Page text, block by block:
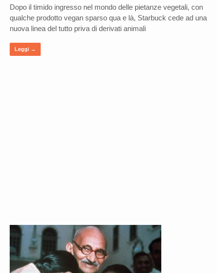
Dopo il timido ingresso nel mondo delle pietanze vegetali, con
qualche prodotto vegan sparso qua e là, Starbuck cede ad una
nuova linea del tutto priva di derivati animali
Leggi →